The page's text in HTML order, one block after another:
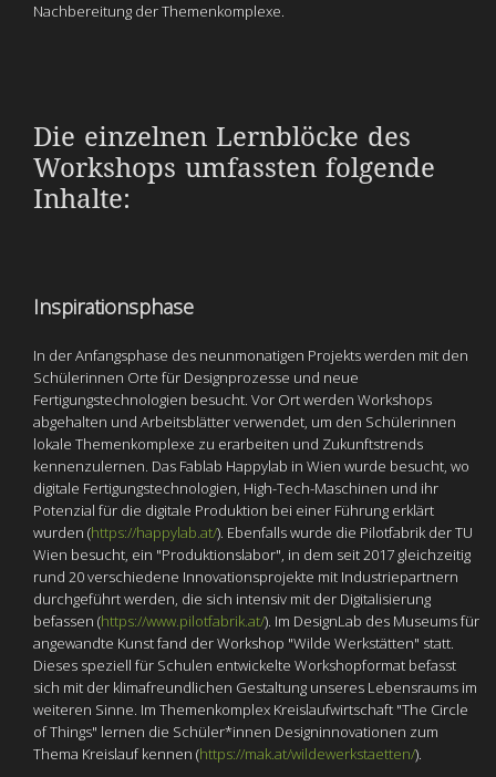
Nachbereitung der Themenkomplexe.
Die einzelnen Lernblöcke des
Workshops umfassten folgende
Inhalte:
Inspirationsphase
In der Anfangsphase des neunmonatigen Projekts werden mit den
Schülerinnen Orte für Designprozesse und neue
Fertigungstechnologien besucht. Vor Ort werden Workshops
abgehalten und Arbeitsblätter verwendet, um den Schülerinnen
lokale Themenkomplexe zu erarbeiten und Zukunftstrends
kennenzulernen. Das Fablab Happylab in Wien wurde besucht, wo
digitale Fertigungstechnologien, High-Tech-Maschinen und ihr
Potenzial für die digitale Produktion bei einer Führung erklärt
wurden (https://happylab.at/). Ebenfalls wurde die Pilotfabrik der TU
Wien besucht, ein "Produktionslabor", in dem seit 2017 gleichzeitig
rund 20 verschiedene Innovationsprojekte mit Industriepartnern
durchgeführt werden, die sich intensiv mit der Digitalisierung
befassen (https://www.pilotfabrik.at/). Im DesignLab des Museums für
angewandte Kunst fand der Workshop "Wilde Werkstätten" statt.
Dieses speziell für Schulen entwickelte Workshopformat befasst
sich mit der klimafreundlichen Gestaltung unseres Lebensraums im
weiteren Sinne. Im Themenkomplex Kreislaufwirtschaft "The Circle
of Things" lernen die Schüler*innen Designinnovationen zum
Thema Kreislauf kennen (https://mak.at/wildewerkstaetten/).